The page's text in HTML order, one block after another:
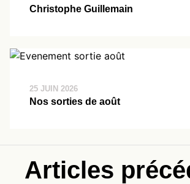
Christophe Guillemain
25 JUIN 2026
Nos sorties de août
Articles